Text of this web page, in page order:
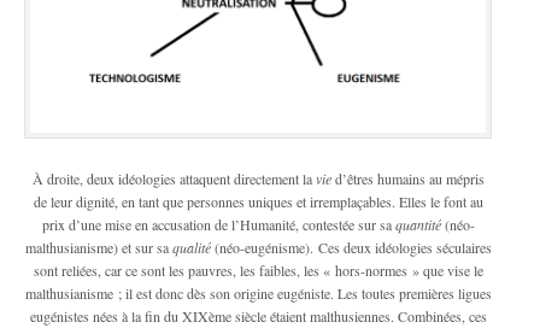
À droite, deux idéologies attaquent directement lavied’êtres humains au mépris
de leur dignité, en tant que personnes uniques et irremplaçables. Elles le font au
prix d’une mise en accusation de l’Humanité, contestée sur saquantité(néo-
malthusianisme) et sur saqualité(néo-eugénisme). Ces deux idéologies séculaires
sont reliées, car ce sont les pauvres, les faibles, les « hors-normes » que vise le
malthusianisme ; il est donc dès son origine eugéniste. Les toutes premières ligues
eugénistes nées à la fin du XIXèmesiècle étaient malthusiennes. Combinées, ces